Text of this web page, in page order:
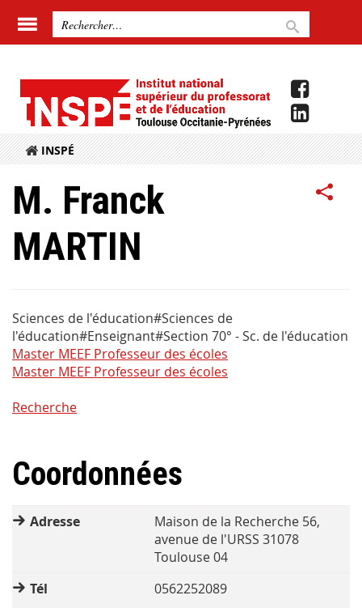
INSPÉ
M. Franck
MARTIN
Sciences de l'éducation#Sciences de
l'éducation#Enseignant#Section 70° - Sc. de l'éducation
Master MEEF Professeur des écoles
Master MEEF Professeur des écoles
Recherche
Coordonnées
Adresse
Maison de la Recherche 56,
avenue de l'URSS 31078
Toulouse 04
Tél
0562252089